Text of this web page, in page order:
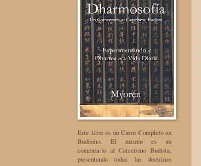
Este libro es un Curso Completo en
Budismo. El mismo es un
comentario al Catecismo Budista,
presentando todas las doctrinas